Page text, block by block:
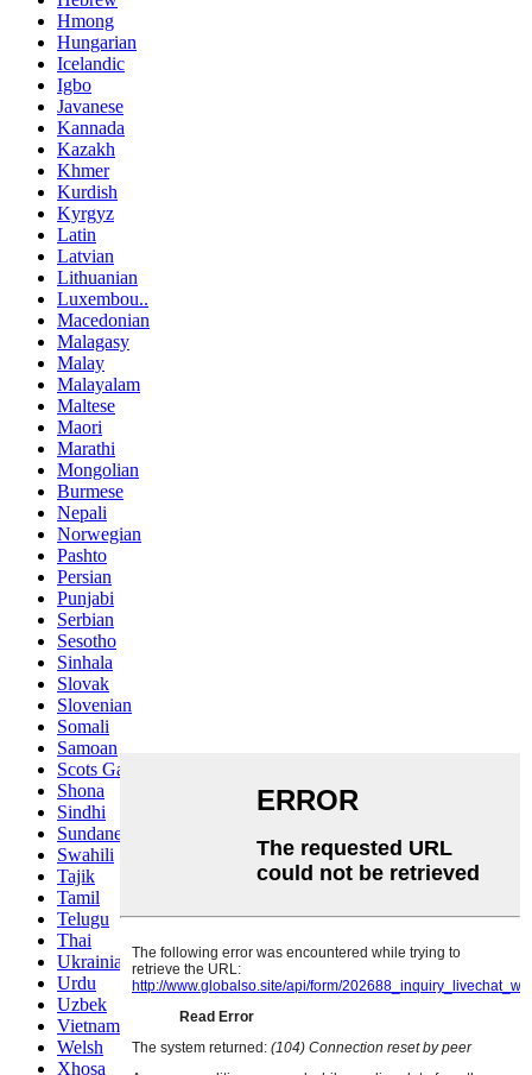
Hmong
Hungarian
Icelandic
Igbo
Javanese
Kannada
Kazakh
Khmer
Kurdish
Kyrgyz
Latin
Latvian
Lithuanian
Luxembou..
Macedonian
Malagasy
Malay
Malayalam
Maltese
Maori
Marathi
Mongolian
Burmese
Nepali
Norwegian
Pashto
Persian
Punjabi
Serbian
Sesotho
Sinhala
Slovak
Slovenian
Somali
Samoan
Scots Gaelic
Shona
Sindhi
Sundanese
Swahili
Tajik
Tamil
Telugu
Thai
Ukrainian
Urdu
Uzbek
Vietnamese
Welsh
Xhosa